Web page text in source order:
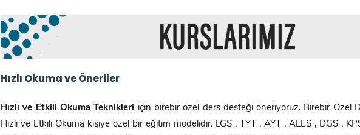
Hızlı Okuma ve Öneriler
Hızlı ve Etkili Okuma Teknikleri için birebir özel ders desteği öneriyoruz. Birebir Özel
Hızlı ve Etkili Okuma kişiye özel bir eğitim modelidir. LGS , TYT , AYT , ALES , DGS ,